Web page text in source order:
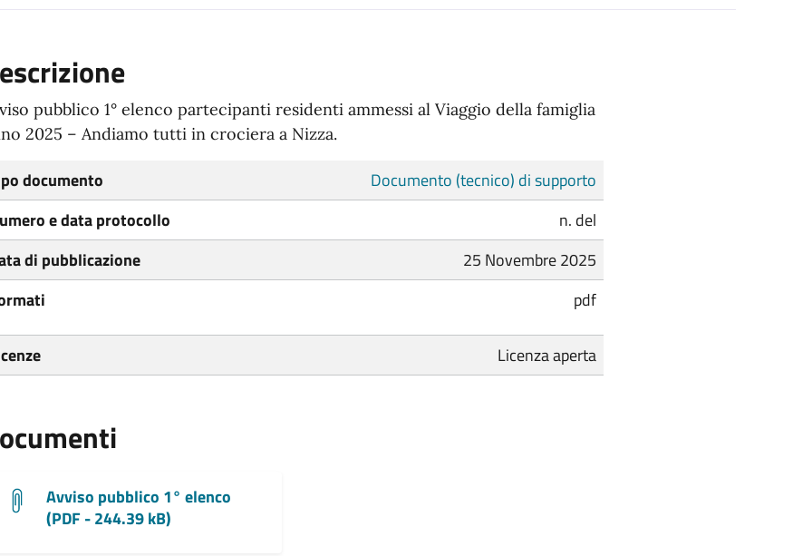
pubblico 1° elenco partecipanti residenti ammessi al Viaggio della famiglia
2025 – Andiamo tutti in crociera a Nizza.
documento
Documento (tecnico) di supporto
e data protocollo
n. del
di pubblicazione
25 Novembre 2025
pdf
Licenza aperta
Avviso pubblico 1° elenco
(PDF - 244.39 kB)